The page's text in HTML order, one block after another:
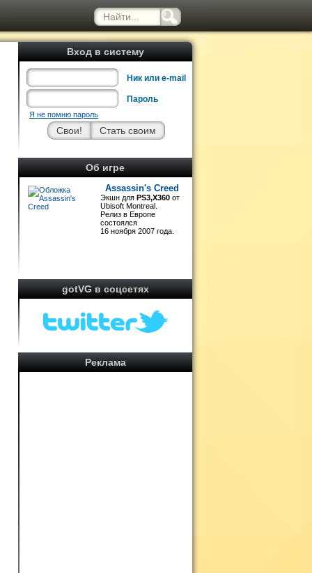
Вход в систему
Ник или e-mail
Пароль
Я не помню пароль
Об игре
Assassin's Creed
Экшн для PS3,X360 от
Ubisoft Montreal.
Релиз в Европе
состоялся
16 ноября 2007 года.
gotVG в соцсетях
Реклама